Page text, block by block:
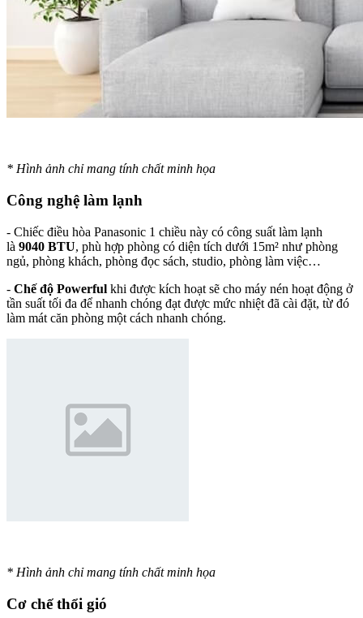
* Hình ảnh chỉ mang tính chất minh họa
Công nghệ làm lạnh
- Chiếc điều hòa Panasonic 1 chiều này có công suất làm lạnh
là 9040 BTU, phù hợp phòng có diện tích dưới 15m² như phòng
ngủ, phòng khách, phòng đọc sách, studio, phòng làm việc…
- Chế độ Powerful khi được kích hoạt sẽ cho máy nén hoạt động ở
tần suất tối đa để nhanh chóng đạt được mức nhiệt đã cài đặt, từ đó
làm mát căn phòng một cách nhanh chóng.
* Hình ảnh chỉ mang tính chất minh họa
Cơ chế thổi gió